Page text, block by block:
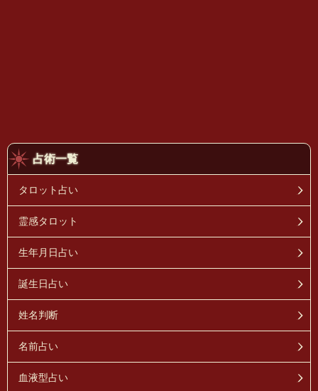
占術一覧
タロット占い
霊感タロット
生年月日占い
誕生日占い
姓名判断
名前占い
血液型占い